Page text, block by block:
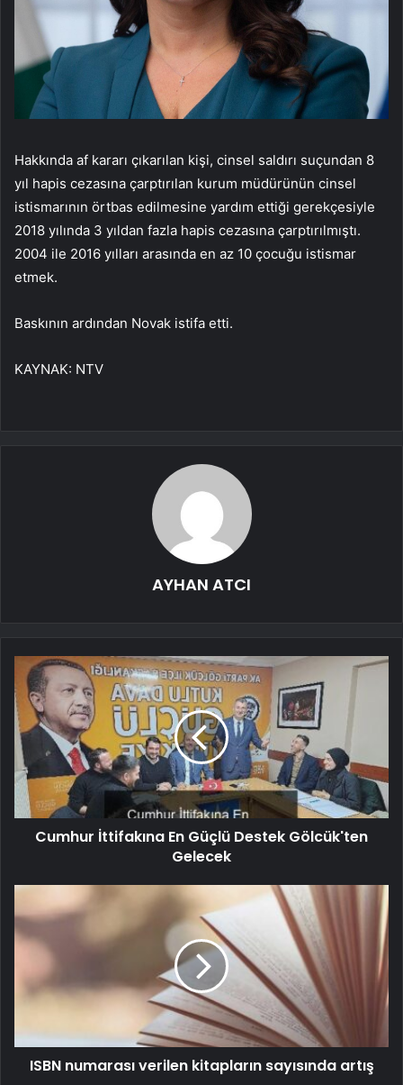
Hakkında af kararı çıkarılan kişi, cinsel saldırı suçundan 8
yıl hapis cezasına çarptırılan kurum müdürünün cinsel
istismarının örtbas edilmesine yardım ettiği gerekçesiyle
2018 yılında 3 yıldan fazla hapis cezasına çarptırılmıştı.
2004 ile 2016 yılları arasında en az 10 çocuğu istismar
etmek.
Baskının ardından Novak istifa etti.
KAYNAK: NTV
AYHAN ATCI
Cumhur İttifakına En Güçlü Destek Gölcük'ten
Gelecek
ISBN numarası verilen kitapların sayısında artış